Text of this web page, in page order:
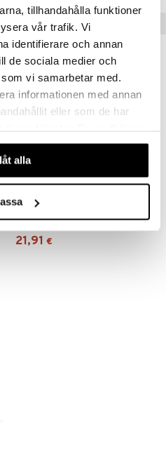
tillhandahålla funktioner
vår trafik. Vi
identifierare och annan
de sociala medier och
vi samarbetar med.
informationen med annan
eller som de har
av vår webbplats.
alla
sinulle
21,91 €